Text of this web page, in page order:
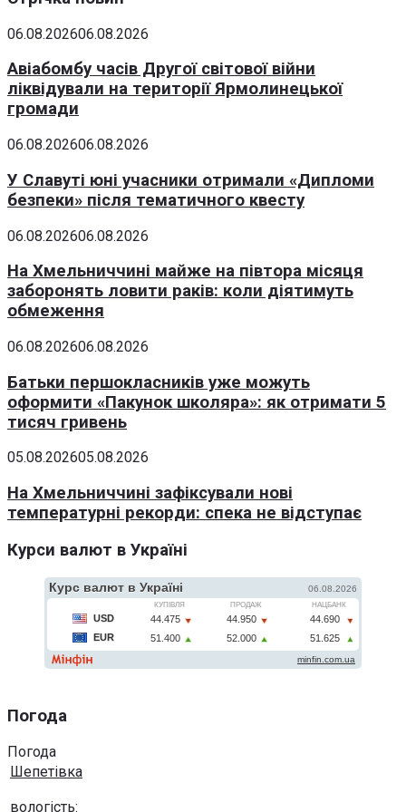
06.08.202606.08.2026
Авіабомбу часів Другої світової війни
ліквідували на території Ярмолинецької
громади
06.08.202606.08.2026
У Славуті юні учасники отримали «Дипломи
безпеки» після тематичного квесту
06.08.202606.08.2026
На Хмельниччині майже на півтора місяця
заборонять ловити раків: коли діятимуть
обмеження
06.08.202606.08.2026
Батьки першокласників уже можуть
оформити «Пакунок школяра»: як отримати 5
тисяч гривень
05.08.202605.08.2026
На Хмельниччині зафіксували нові
температурні рекорди: спека не відступає
Курси валют в Україні
Погода
Погода
Шепетівка
вологість: